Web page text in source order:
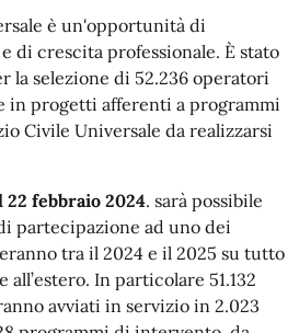
è un'opportunità di
di crescita professionale. È stato
la selezione di 52.236 operatori
in progetti afferenti a programmi
Civile Universale da realizzarsi
22 febbraio 2024. sarà possibile
partecipazione ad uno dei
tra il 2024 e il 2025 su tutto
In particolare 51.132
avviati in servizio in 2.023